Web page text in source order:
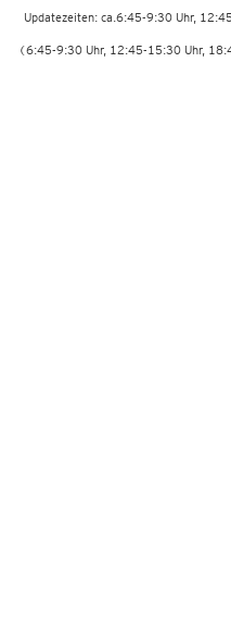
Updatezeiten: ca.6:45-9:30 Uhr,
(6:45-9:30 Uhr, 12:45-15:30 Uhr,